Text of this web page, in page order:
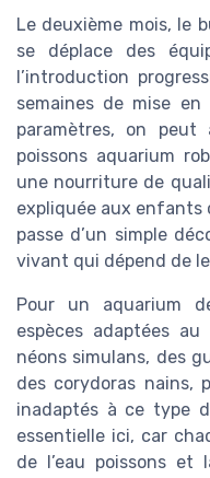
Le deuxième mois, le
se déplace des
l’introduction
semaines de mise
paramètres, on
poissons aquarium
une nourriture de
expliquée aux enfants
passe d’un simple
vivant qui dépend de
Pour un aquarium
espèces adaptées
néons simulans, des
des corydoras nains,
inadaptés à ce type
essentielle ici, car
de l’eau poissons